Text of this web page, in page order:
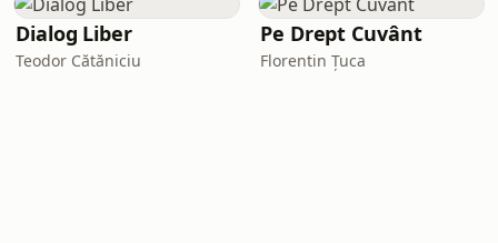
Dialog Liber
Teodor Cătăniciu
Pe Drept Cuvânt
Florentin Țuca